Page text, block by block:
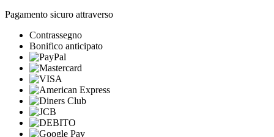
Pagamento sicuro attraverso
Contrassegno
Bonifico anticipato